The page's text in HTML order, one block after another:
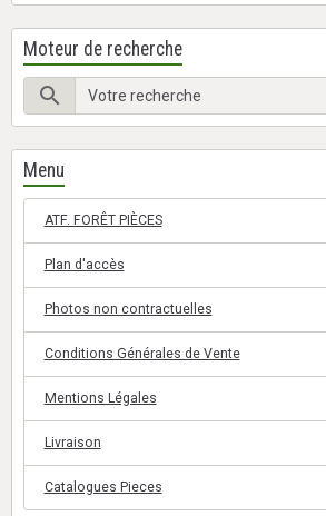
Moteur de recherche
Menu
ATF. FORÊT PIÈCES
Plan d'accès
Photos non contractuelles
Conditions Générales de Vente
Mentions Légales
Livraison
Catalogues Pieces